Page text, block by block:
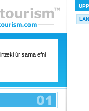
úr sama efni